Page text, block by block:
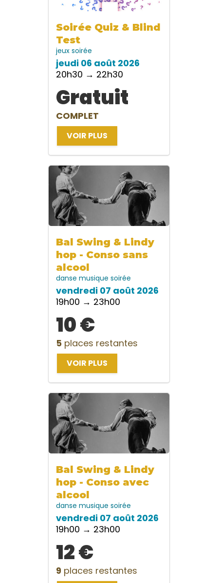
Soirée Quiz & Blind
Test
jeux soirée
jeudi 06 août 2026
20h30 → 22h30
Gratuit
COMPLET
VOIR PLUS
Bal Swing & Lindy
hop - Conso sans
alcool
danse musique soirée
vendredi 07 août 2026
19h00 → 23h00
10 €
5 places restantes
VOIR PLUS
Bal Swing & Lindy
hop - Conso avec
alcool
danse musique soirée
vendredi 07 août 2026
19h00 → 23h00
12 €
9 places restantes